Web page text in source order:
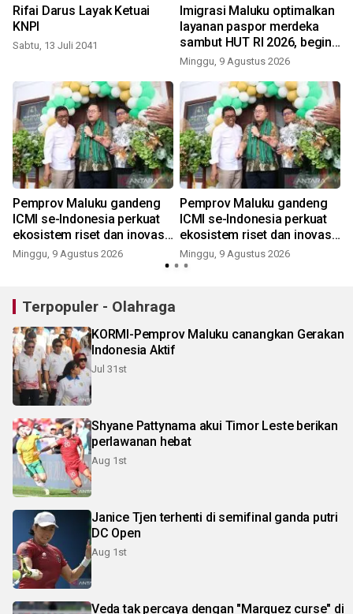
Rifai Darus Layak Ketuai
KNPI
Sabtu, 13 Juli 2041
Imigrasi Maluku optimalkan
layanan paspor merdeka
sambut HUT RI 2026, begini
kata Kakanwil
Minggu, 9 Agustus 2026
Pemprov Maluku gandeng
ICMI se-Indonesia perkuat
ekosistem riset dan inovasi
daerah
Minggu, 9 Agustus 2026
Pemprov Maluku gandeng
ICMI se-Indonesia perkuat
ekosistem riset dan inovasi
daerah
Minggu, 9 Agustus 2026
Terpopuler - Olahraga
KORMI-Pemprov Maluku canangkan Gerakan
Indonesia Aktif
Jul 31st
Shyane Pattynama akui Timor Leste berikan
perlawanan hebat
Aug 1st
Janice Tjen terhenti di semifinal ganda putri
DC Open
Aug 1st
Veda tak percaya dengan "Marquez curse" di